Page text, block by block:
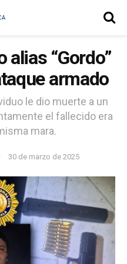
“Gordo”
armado
le dio muerte a un
el fallecido era
mara.
30 de marzo de 2025